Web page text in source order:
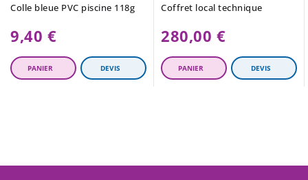
Colle bleue PVC piscine 118g
9,40 €
Coffret local technique
280,00 €